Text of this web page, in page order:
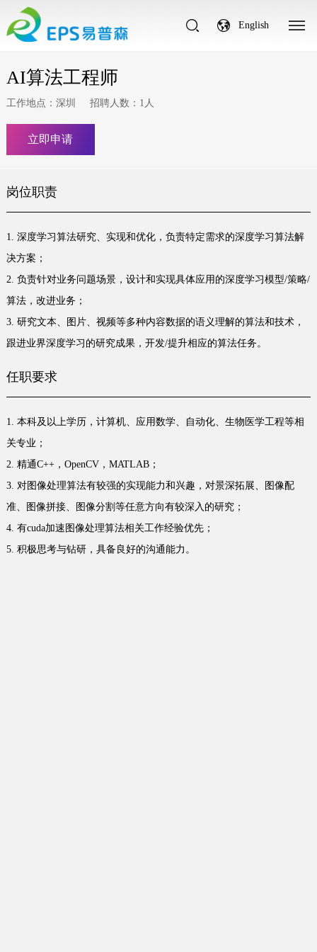
English
AI算法工程师
工作地点：深圳 招聘人数：1人
立即申请
岗位职责
1. 深度学习算法研究、实现和优化，负责特定需求的深度学习算法解
决方案；
2. 负责针对业务问题场景，设计和实现具体应用的深度学习模型/策略/
算法，改进业务；
3. 研究文本、图片、视频等多种内容数据的语义理解的算法和技术，
跟进业界深度学习的研究成果，开发/提升相应的算法任务。
任职要求
1. 本科及以上学历，计算机、应用数学、自动化、生物医学工程等相
关专业；
2. 精通C++，OpenCV，MATLAB；
3. 对图像处理算法有较强的实现能力和兴趣，对景深拓展、图像配
准、图像拼接、图像分割等任意方向有较深入的研究；
4. 有cuda加速图像处理算法相关工作经验优先；
5. 积极思考与钻研，具备良好的沟通能力。